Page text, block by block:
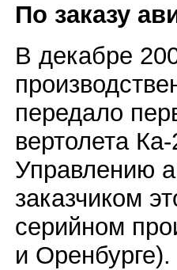
По заказу
В декабре
передало
вертолета
Управлению
заказчиком
серийном
и Оренбурге).